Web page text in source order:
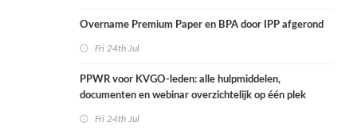
Overname Premium Paper en BPA door IPP afgerond
Fri 24th Jul
PPWR voor KVGO-leden: alle hulpmiddelen,
documenten en webinar overzichtelijk op één plek
Fri 24th Jul